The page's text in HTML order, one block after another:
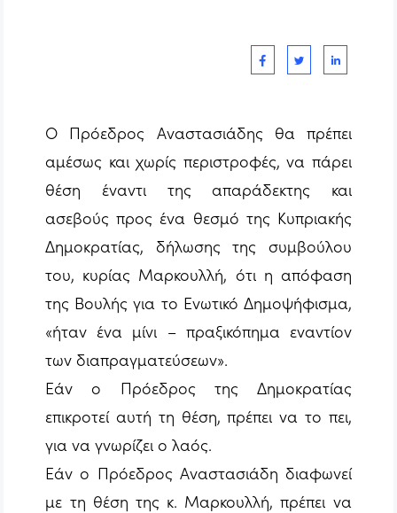
Ο Πρόεδρος Αναστασιάδης θα πρέπει
αμέσως και χωρίς περιστροφές, να πάρει
θέση έναντι της απαράδεκτης και
ασεβούς προς ένα θεσμό της Κυπριακής
Δημοκρατίας, δήλωσης της συμβούλου
του, κυρίας Μαρκουλλή, ότι η απόφαση
της Βουλής για το Ενωτικό Δημοψήφισμα,
«ήταν ένα μίνι – πραξικόπημα εναντίον
των διαπραγματεύσεων».
Εάν ο Πρόεδρος της Δημοκρατίας
επικροτεί αυτή τη θέση, πρέπει να το πει,
για να γνωρίζει ο λαός.
Εάν ο Πρόεδρος Αναστασιάδη διαφωνεί
με τη θέση της κ. Μαρκουλλή, πρέπει να